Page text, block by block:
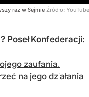
raz w Sejmie Źródło: YouTube
Poseł Konfederacji:
zaufania.
na jego działania